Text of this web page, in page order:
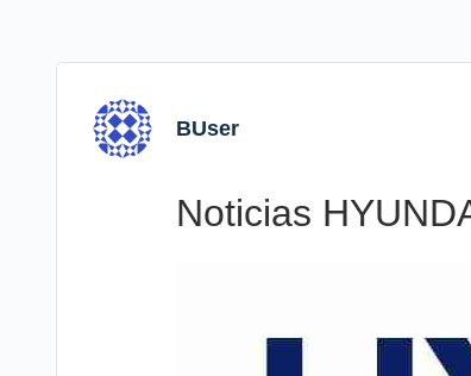
BUser
Noticias